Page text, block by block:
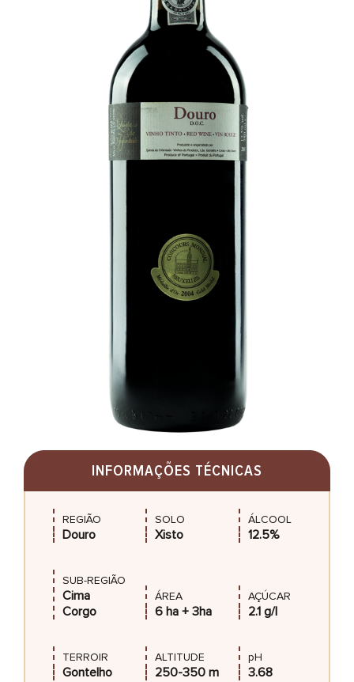
INFORMAÇÕES TÉCNICAS
REGIÃO
Douro
SOLO
Xisto
ÁLCOOL
12.5%
SUB-REGIÃO
Cima
Corgo
ÁREA
6 ha + 3ha
AÇÚCAR
2.1 g/l
TERROIR
Gontelho
ALTITUDE
250-350 m
pH
3.68